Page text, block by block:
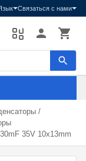
Связаться с нами
/
35V 10x13mm